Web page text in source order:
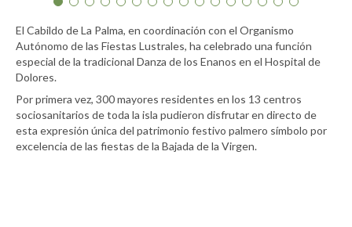
El Cabildo de La Palma, en coordinación con el Organismo
Autónomo de las Fiestas Lustrales, ha celebrado una función
especial de la tradicional Danza de los Enanos en el Hospital de
Dolores.
Por primera vez, 300 mayores residentes en los 13 centros
sociosanitarios de toda la isla pudieron disfrutar en directo de
esta expresión única del patrimonio festivo palmero símbolo por
excelencia de las fiestas de la Bajada de la Virgen.